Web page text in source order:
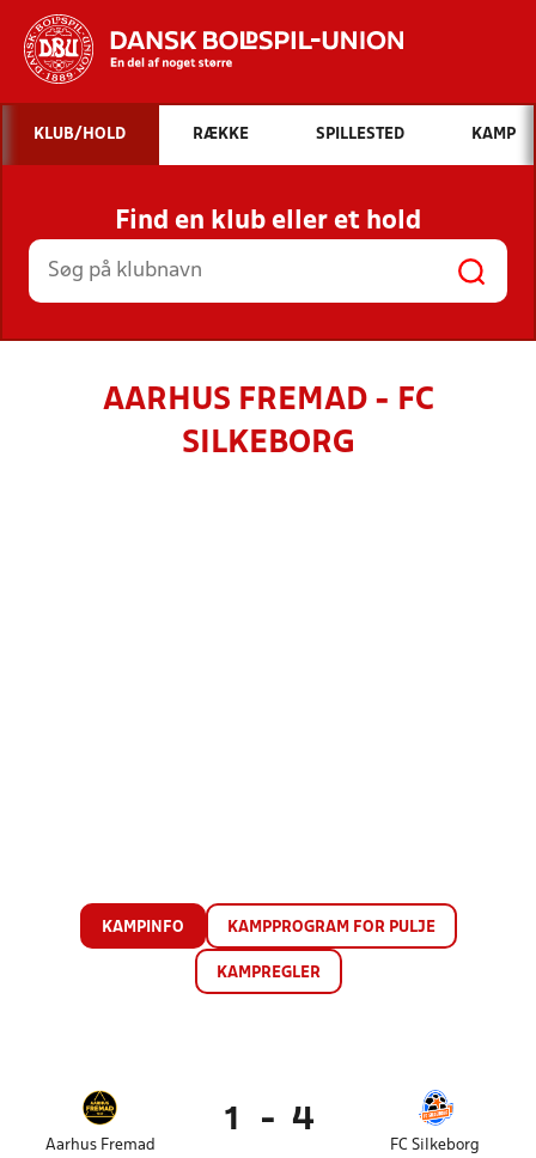
Hvad vil du søge efter?
INDHOLD OG NYHEDER
STILLINGER, RESULTATER, KLUBBER OG
HOLD
KLUB/HOLD RÆKKE SPILLESTED KAMP
Find en klub eller et hold
AARHUS FREMAD - FC
SILKEBORG
KAMPINFO KAMPPROGRAM FOR PULJE
KAMPREGLER
Aarhus Fremad
1 - 4
FC Silkeborg